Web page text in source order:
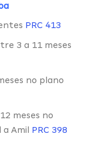
PRC 413
3 a 11 meses
no plano
meses no
Amil PRC 398